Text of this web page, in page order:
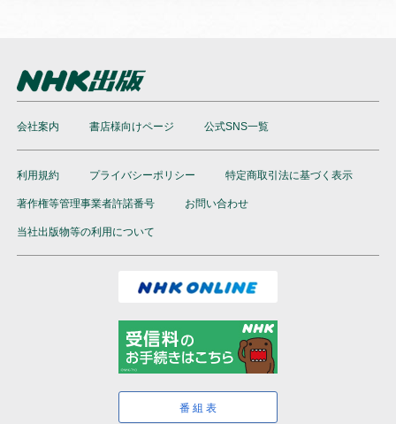
会社案内 書店様向けページ 公式SNS一覧
利用規約 プライバシーポリシー 特定商取引法に基づく表示
著作権等管理事業者許諾番号 お問い合わせ
当社出版物等の利用について
番組表